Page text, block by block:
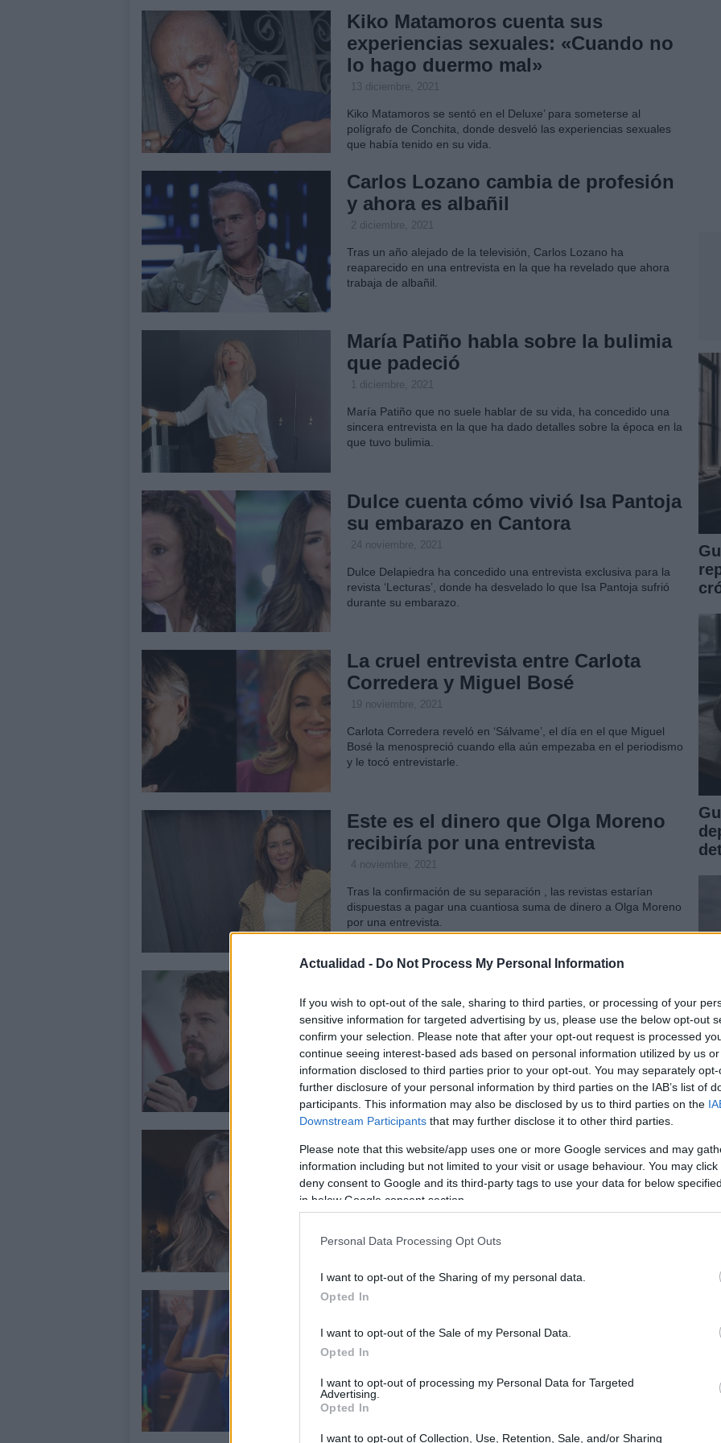
Actualidad - Do Not Process My Personal Information
If you wish to opt-out of the sale, sharing to third parties, or processing of your
sensitive information for targeted advertising by us, please use the below opt-out
confirm your selection. Please note that after your opt-out request is processed
continue seeing interest-based ads based on personal information utilized by us
information disclosed to third parties prior to your opt-out. You may separately
further disclosure of your personal information by third parties on the IAB’s list of
participants. This information may also be disclosed by us to third parties on the
Downstream Participants that may further disclose it to other third parties.
Please note that this website/app uses one or more Google services and may
information including but not limited to your visit or usage behaviour. You may
deny consent to Google and its third-party tags to use your data for below
in below Google consent section.
Personal Data Processing Opt Outs
I want to opt-out of the Sharing of my personal data.
Opted In
I want to opt-out of the Sale of my Personal Data.
Opted In
I want to opt-out of processing my Personal Data for Targeted
Advertising.
Opted In
I want to opt-out of Collection, Use, Retention, Sale, and/or Sharing
Kiko Matamoros cuenta sus
experiencias sexuales: «Cuando no
lo hago duermo mal»
13 diciembre, 2021
Kiko Matamoros se sentó en el Deluxe’ para someterse al
polígrafo de Conchita, donde desveló las experiencias sexuales
que había tenido en su vida.
Carlos Lozano cambia de profesión
y ahora es albañil
2 diciembre, 2021
Tras un año alejado de la televisión, Carlos Lozano ha
reaparecido en una entrevista en la que ha revelado que ahora
trabaja de albañil.
María Patiño habla sobre la bulimia
que padeció
1 diciembre, 2021
María Patiño que no suele hablar de su vida, ha concedido una
sincera entrevista en la que ha dado detalles sobre la época en la
que tuvo bulimia.
Dulce cuenta cómo vivió Isa Pantoja
su embarazo en Cantora
24 noviembre, 2021
Dulce Delapiedra ha concedido una entrevista exclusiva para la
revista ‘Lecturas’, donde ha desvelado lo que Isa Pantoja sufrió
durante su embarazo.
La cruel entrevista entre Carlota
Corredera y Miguel Bosé
19 noviembre, 2021
Carlota Corredera reveló en ‘Sálvame’, el día en el que Miguel
Bosé la menospreció cuando ella aún empezaba en el periodismo
y le tocó entrevistarle.
Este es el dinero que Olga Moreno
recibiría por una entrevista
4 noviembre, 2021
Tras la confirmación de su separación , las revistas estarían
dispuestas a pagar una cuantiosa suma de dinero a Olga Moreno
por una entrevista.
entrevista: «Soy un monje de
clausura»
Pablo Iglesias ha concedido una entrevista para el programa de
YouTube argentino ‘La Pizarra’, donde se ha descrito como un
monje de clausura.
La entrevista más íntima y personal
de Sara Carbonero
28 septiembre, 2021
Sara Carbonero ha concedido una entrevista para la revista
ahora desconocidos.
Ana Peleteiro aclara la polémica de
color»
La atleta española quiso zanjar la polémica por sus palabras tras
lograr la medalla de bronce en triple salto en los Juegos Olímpicos